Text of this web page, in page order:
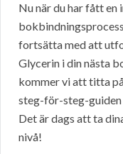
Nu när du har fått
fortsätta med att
Glycerin i din nästa
kommer vi att titta
steg-för-steg-
Det är dags att ta
nivå!